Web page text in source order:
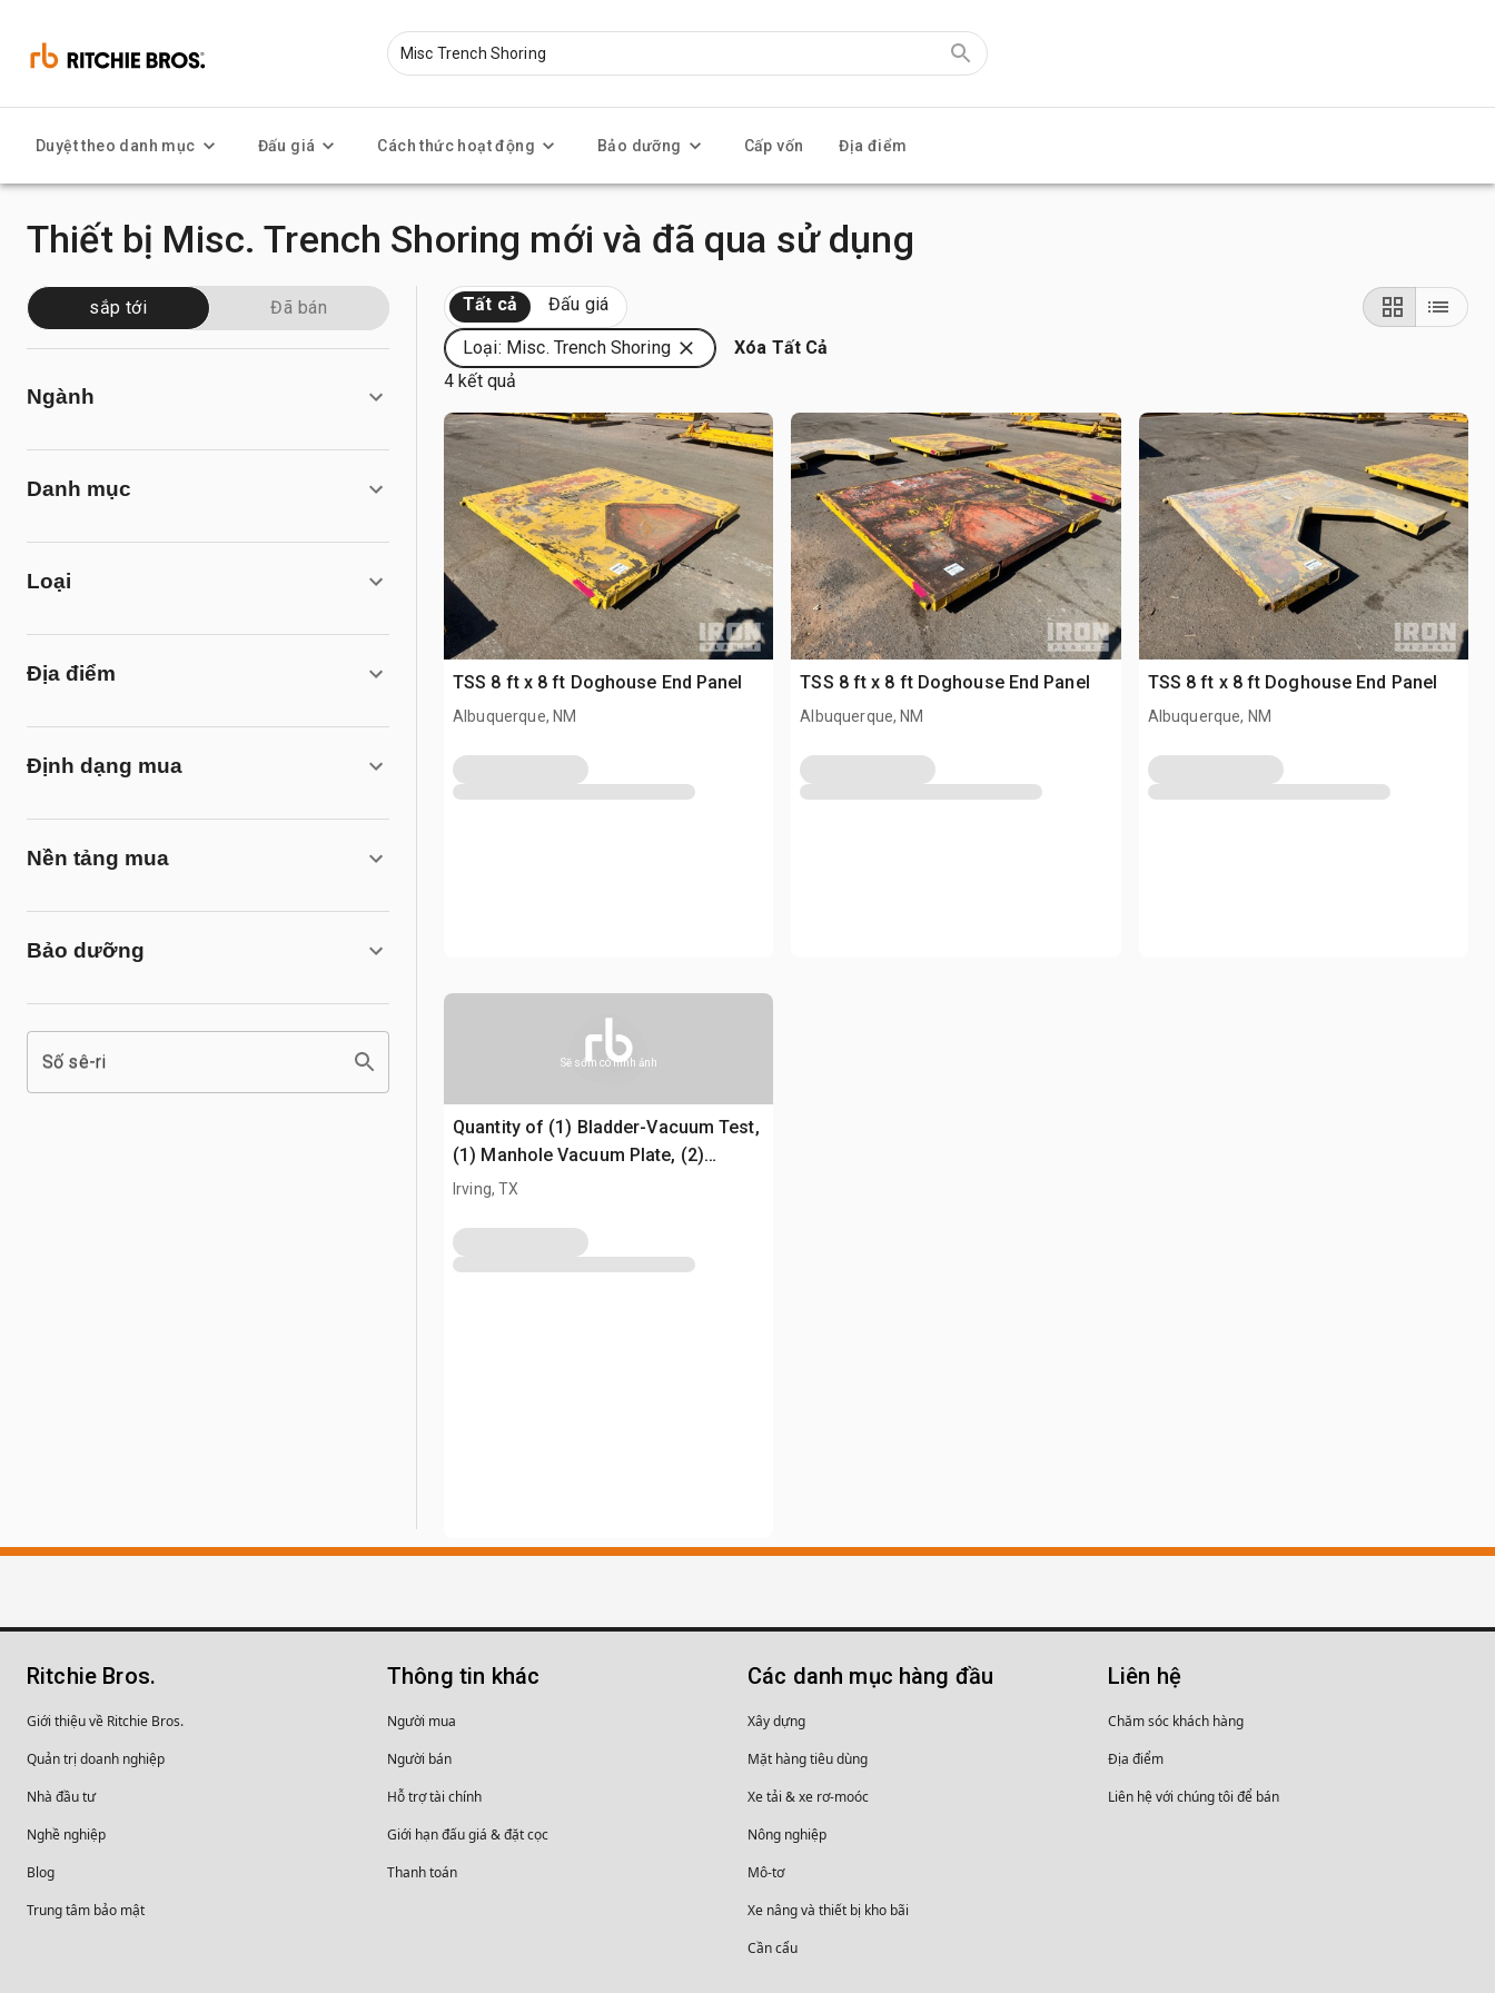
Duyệt theo danh mục Đấu giá Cách thức hoạt động Bảo dưỡng Cấp vốn Địa điểm
Thiết bị Misc. Trench Shoring mới và đã qua sử dụng
sắp tới Đã bán
Ngành
Danh mục
Loại
Địa điểm
Định dạng mua
Nền tảng mua
Bảo dưỡng
Số sê-ri
Tất cả Đấu giá
Loại: Misc. Trench Shoring
Xóa Tất Cả
4 kết quả
TSS 8 ft x 8 ft Doghouse End Panel
Albuquerque, NM
TSS 8 ft x 8 ft Doghouse End Panel
Albuquerque, NM
TSS 8 ft x 8 ft Doghouse End Panel
Albuquerque, NM
Sẽ sớm có hình ảnh
Quantity of (1) Bladder-Vacuum Test,
(1) Manhole Vacuum Plate, (2)
Deflection Gages
Irving, TX
Ritchie Bros.
Giới thiệu về Ritchie Bros.
Quản trị doanh nghiệp
Nhà đầu tư
Nghề nghiệp
Blog
Trung tâm bảo mật
Thông tin khác
Người mua
Người bán
Hỗ trợ tài chính
Giới hạn đấu giá & đặt cọc
Thanh toán
Các danh mục hàng đầu
Xây dựng
Mặt hàng tiêu dùng
Xe tải & xe rơ-moóc
Nông nghiệp
Mô-tơ
Xe nâng và thiết bị kho bãi
Cần cẩu
Liên hệ
Chăm sóc khách hàng
Địa điểm
Liên hệ với chúng tôi để bán